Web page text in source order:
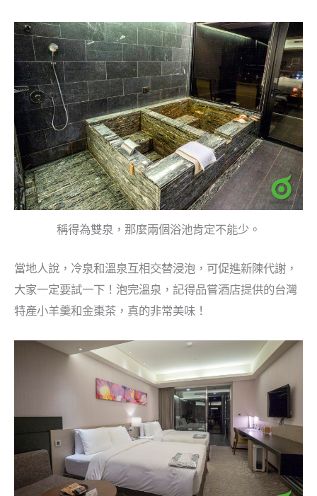
稱得為雙泉，那麼兩個浴池肯定不能少。
當地人說，冷泉和溫泉互相交替浸泡，可促進新陳代謝，
大家一定要試一下！泡完溫泉，記得品嘗酒店提供的台灣
特產小羊羹和金棗茶，真的非常美味！